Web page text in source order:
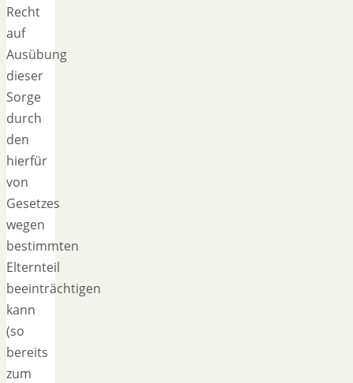
Recht
auf
Ausübung
dieser
Sorge
durch
den
hierfür
von
Gesetzes
wegen
bestimmten
Elternteil
beeinträchtigen
kann
(so
bereits
zum